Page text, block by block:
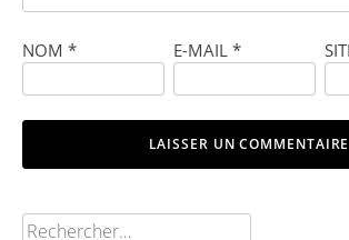
NOM * E-MAIL *
Rechercher :